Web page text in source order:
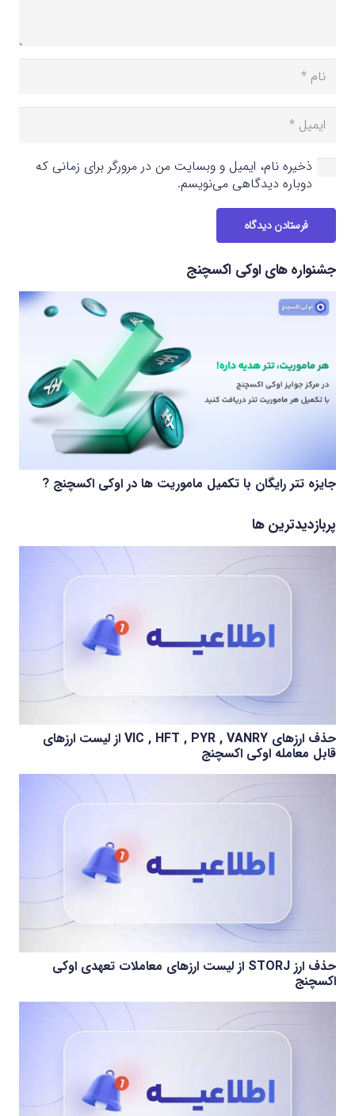
ذخیره نام، ایمیل و وبسایت من در مرورگر برای زمانی که
دوباره دیدگاهی می‌نویسم.
فرستادن دیدگاه
جشنواره های اوکی اکسچنج
جایزه تتر رایگان با تکمیل ماموریت ها در اوکی اکسچنج ?
پربازدیدترین ها
حذف ارزهای VIC , HFT , PYR , VANRY از لیست ارزهای
قابل معامله اوکی اکسچنج
حذف ارز STORJ از لیست ارزهای معاملات تعهدی اوکی
اکسچنج